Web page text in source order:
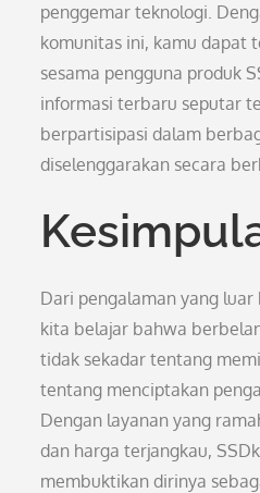
penggemar teknologi.
komunitas ini, kamu dapat
sesama pengguna produk
informasi terbaru seputar
berpartisipasi dalam
diselenggarakan secara
Dari pengalaman yang luar
kita belajar bahwa
tidak sekadar tentang
tentang menciptakan
Dengan layanan yang
dan harga terjangkau,
membuktikan dirinya